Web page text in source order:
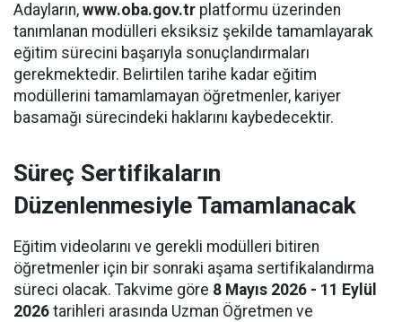
Adayların, www.oba.gov.tr platformu üzerinden
tanımlanan modülleri eksiksiz şekilde tamamlayarak
eğitim sürecini başarıyla sonuçlandırmaları
gerekmektedir. Belirtilen tarihe kadar eğitim
modüllerini tamamlamayan öğretmenler, kariyer
basamağı sürecindeki haklarını kaybedecektir.
Süreç Sertifikaların
Düzenlenmesiyle Tamamlanacak
Eğitim videolarını ve gerekli modülleri bitiren
öğretmenler için bir sonraki aşama sertifikalandırma
süreci olacak. Takvime göre 8 Mayıs 2026 - 11 Eylül
2026 tarihleri arasında Uzman Öğretmen ve